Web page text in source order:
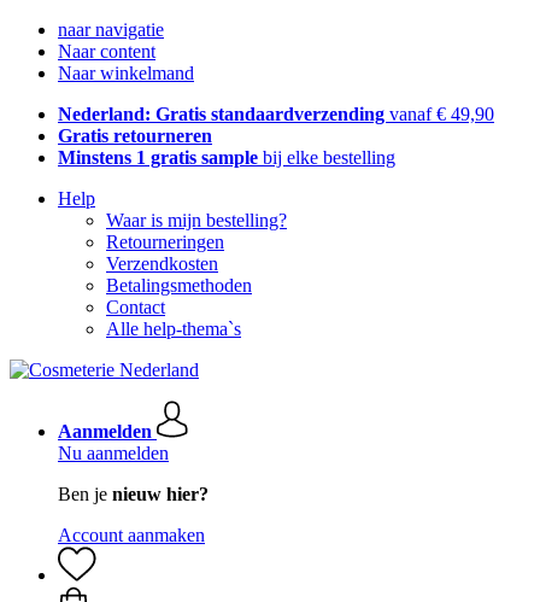
naar navigatie
Naar content
Naar winkelmand
Nederland: Gratis standaardverzending vanaf € 49,90
Gratis retourneren
Minstens 1 gratis sample bij elke bestelling
Help
Waar is mijn bestelling?
Retourneringen
Verzendkosten
Betalingsmethoden
Contact
Alle help-thema`s
Aanmelden
Nu aanmelden
Ben je nieuw hier?
Account aanmaken